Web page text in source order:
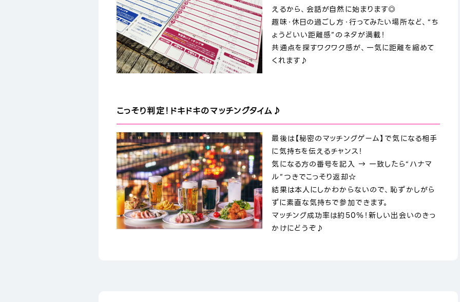
えるから、会話が自然に始まります◎
趣味・休日の過ごし方・行ってみたい場所など、“ち
ょうどいい距離感”のネタが満載！
共通点を探すワクワク感が、一気に距離を縮めて
くれます♪
こっそり判定！ドキドキのマッチングタイム♪
最後は【秘密のマッチングゲーム】で気になる相手
に気持ちを伝えるチャンス！
気になる方の番号を記入 → 一致したら“ハナマ
ル”つきでこっそり返却☆
結果は本人にしかわからないので、恥ずかしがら
ずに素直な気持ちで参加できます。
マッチング成功率は約50％！新しい出会いのきっ
かけにどうぞ♪